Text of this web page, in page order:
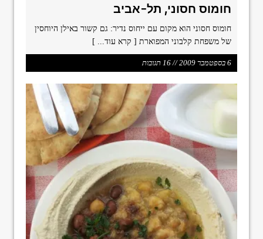
חומוס חסוני, תל-אביב
חומוס חסוני הוא מקום עם ייחוס נדיר: גם קשור באילן היוחסין
של משפחת קלבוני המפוארת [ קרא עוד... ]
6 בספטמבר 2009 // 16 תגובות